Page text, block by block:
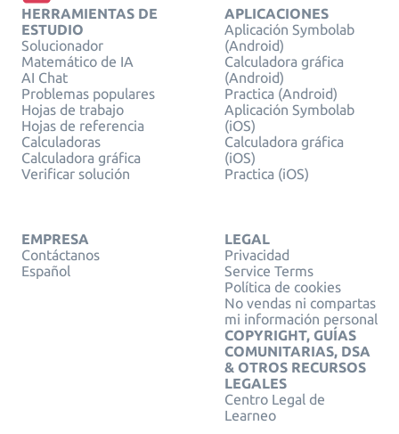
HERRAMIENTAS DE
ESTUDIO
Solucionador
Matemático de IA
AI Chat
Problemas populares
Hojas de trabajo
Hojas de referencia
Calculadoras
Calculadora gráfica
Verificar solución
APLICACIONES
Aplicación Symbolab
(Android)
Calculadora gráfica
(Android)
Practica (Android)
Aplicación Symbolab
(iOS)
Calculadora gráfica
(iOS)
Practica (iOS)
EMPRESA
Contáctanos
Español
LEGAL
Privacidad
Service Terms
Política de cookies
No vendas ni compartas
mi información personal
COPYRIGHT, GUÍAS
COMUNITARIAS, DSA
& OTROS RECURSOS
LEGALES
Centro Legal de
Learneo